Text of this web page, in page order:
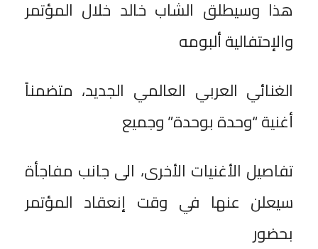
هذا وسيطلق الشاب خالد خلال المؤتمر
والإحتفالية ألبومه
الغنائي العربي العالمي الجديد، متضمناً
أغنية “وحدة بوحدة” وجميع
تفاصيل الأغنيات الأخرى، الى جانب مفاجأة
سيعلن عنها في وقت إنعقاد المؤتمر
بحضور